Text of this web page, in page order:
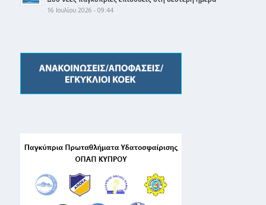
16 Ιουλίου 2026 - 09:44